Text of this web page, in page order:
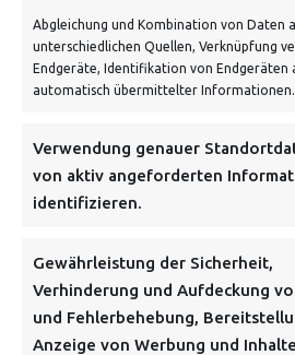
Abgleichung und Kombination von Daten
unterschiedlichen Quellen, Verknüpfung
Endgeräte, Identifikation von Endgeräten
automatisch übermittelter Informationen.
Verwendung genauer
von aktiv angeforderten
identifizieren.
Gewährleistung der Sicherheit,
Verhinderung und Aufdeckung
und Fehlerbehebung,
Anzeige von Werbung und
VERSANDKOSTENHINWEIS:
NEWSLETTER
Danke, deine Registrierung war
dein E-Mail-Konto für die